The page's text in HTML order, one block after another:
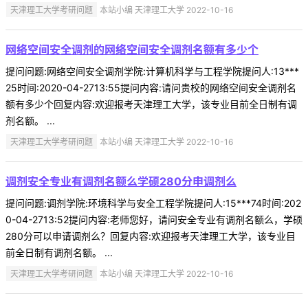
天津理工大学考研问题 本站小编 天津理工大学 2022-10-16
网络空间安全调剂的网络空间安全调剂名额有多少个
提问问题:网络空间安全调剂学院:计算机科学与工程学院提问人:13***
25时间:2020-04-2713:55提问内容:请问贵校的网络空间安全调剂名
额有多少个回复内容:欢迎报考天津理工大学，该专业目前全日制有调
剂名额。 ...
天津理工大学考研问题 本站小编 天津理工大学 2022-10-16
调剂安全专业有调剂名额么学硕280分申调剂么
提问问题:调剂学院:环境科学与安全工程学院提问人:15***74时间:202
0-04-2713:52提问内容:老师您好，请问安全专业有调剂名额么，学硕
280分可以申请调剂么？回复内容:欢迎报考天津理工大学，该专业目
前全日制有调剂名额。 ...
天津理工大学考研问题 本站小编 天津理工大学 2022-10-16